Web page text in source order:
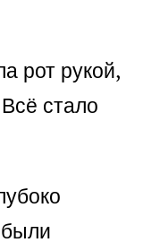
рот рукой,
стало